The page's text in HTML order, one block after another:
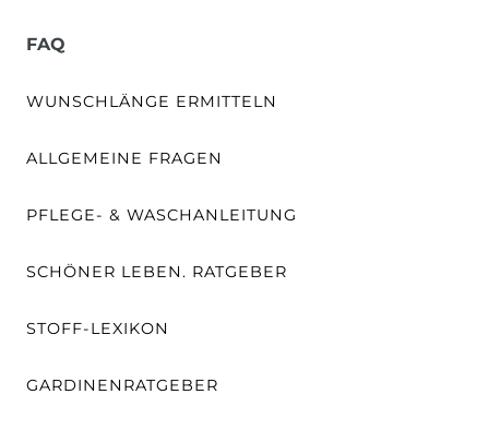
FAQ
WUNSCHLÄNGE ERMITTELN
ALLGEMEINE FRAGEN
PFLEGE- & WASCHANLEITUNG
SCHÖNER LEBEN. RATGEBER
STOFF-LEXIKON
GARDINENRATGEBER